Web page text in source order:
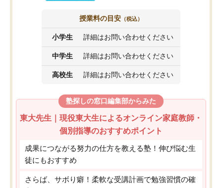
授業料の目安 （税込）
小学生 詳細はお問い合わせください
中学生 詳細はお問い合わせください
高校生 詳細はお問い合わせください
塾探しの窓口編集部からみた
東大先生｜現役東大生によるオンライン家庭教師・
個別指導のおすすめポイント
成果につながる努力の仕方を教える塾！伸び悩む生
徒にもおすすめ
さらば、サボり癖！柔軟な受講計画で勉強習慣の確